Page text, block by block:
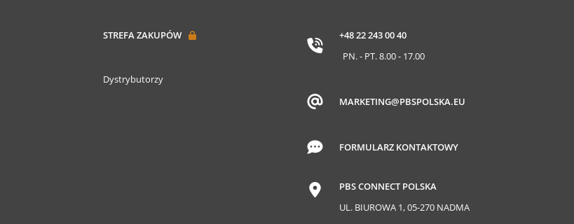
STREFA ZAKUPÓW
Dystrybutorzy
+48 22 243 00 40
PN. - PT. 8.00 - 17.00
MARKETING@PBSPOLSKA.EU
FORMULARZ KONTAKTOWY
PBS CONNECT POLSKA
UL. BIUROWA 1, 05-270 NADMA